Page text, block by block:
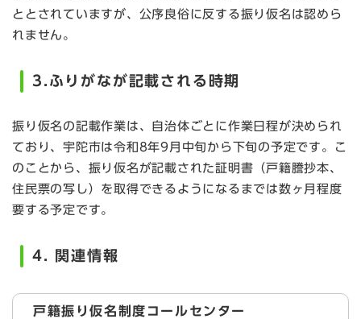
ととされていますが、公序良俗に反する振り仮名は認めら
れません。
3.ふりがなが記載される時期
振り仮名の記載作業は、自治体ごとに作業日程が決められ
ており、宇陀市は令和8年9月中旬から下旬の予定です。こ
のことから、振り仮名が記載された証明書（戸籍謄抄本、
住民票の写し）を取得できるようになるまでは数ヶ月程度
要する予定です。
4. 関連情報
戸籍振り仮名制度コールセンター